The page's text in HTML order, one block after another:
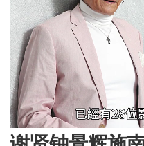
Unmute Loaded:
34.77%